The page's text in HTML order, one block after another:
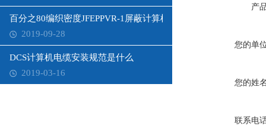
百分之80编织密度JFEPPVR-1屏蔽计算机电缆
2019-09-28
DCS计算机电缆安装规范是什么
2019-03-16
产
您的单
您的姓
联系电